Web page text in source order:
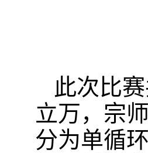
此次比
立万，宗
分为单循